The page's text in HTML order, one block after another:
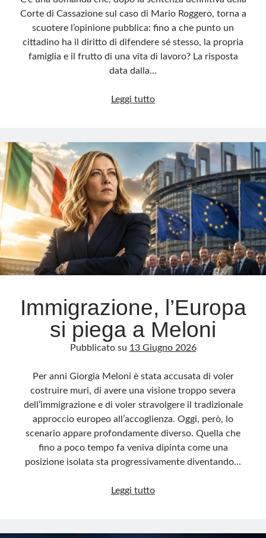
Corte di Cassazione sul caso di Mario Roggero, torna a
scuotere l’opinione pubblica: fino a che punto un
cittadino ha il diritto di difendere sé stesso, la propria
famiglia e il frutto di una vita di lavoro? La risposta
data dalla…
Leggi tuttoQuando
un
reato
Immigrazione, l’Europa
si piega a Meloni
Pubblicato su 13 Giugno 2026
Per anni Giorgia Meloni è stata accusata di voler
costruire muri, di avere una visione troppo severa
dell’immigrazione e di voler stravolgere il tradizionale
approccio europeo all’accoglienza. Oggi, però, lo
scenario appare profondamente diverso. Quella che
fino a poco tempo fa veniva dipinta come una
posizione isolata sta progressivamente diventando…
Leggi tuttoImmigrazione,
piega